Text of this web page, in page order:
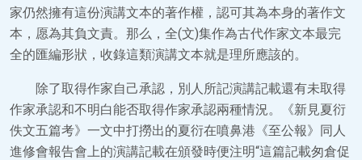
家仍然擁有這份演講文本的著作權，認可其為本身的著作文
本，愿為其負文責。那么，全(文)集作為古代作家文本最完
全的匯編形狀，收錄這類演講文本就是理所應該的。
除了取得作家自己承認，別人所記演講記載還有未取得
作家承認和不明白能否取得作家承認兩種情況。《新見夏衍
佚文五篇考》一文中打撈出的夏衍在噴鼻港《至公報》同人
進修會報告會上的演講記載在頒發時便注明“這篇記載匆倉促